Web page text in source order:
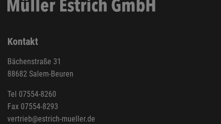
Kontakt
Bächenstraße 31
88682 Salem-Beuren
Tel 07554-8260
Fax 07554-8293
vertrieb@estrich-mueller.de